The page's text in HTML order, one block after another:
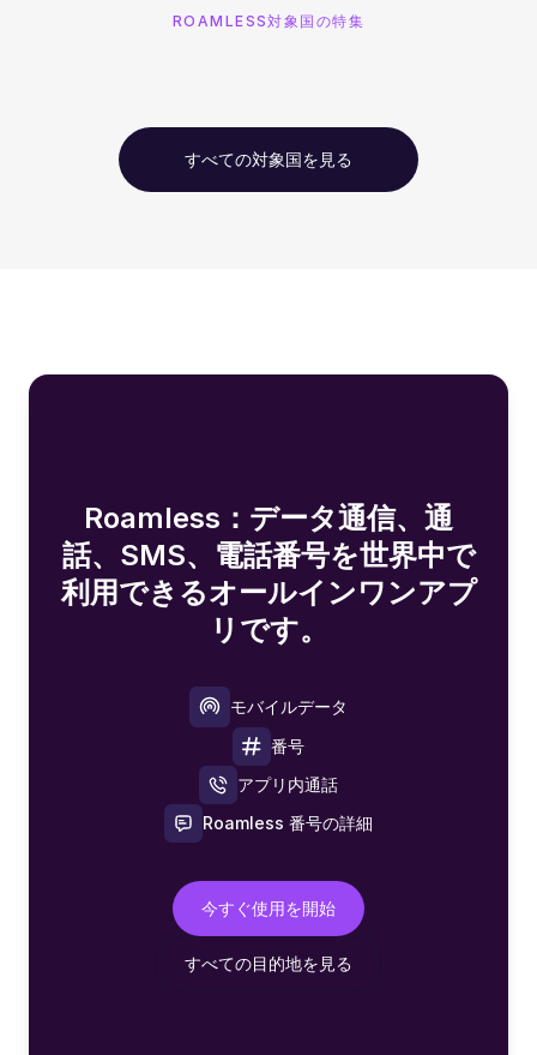
ROAMLESS対象国の特集
すべての対象国を見る
Roamless：データ通信、通
話、SMS、電話番号を世界中で
利用できるオールインワンアプ
リです。
モバイルデータ
番号
アプリ内通話
Roamless 番号の詳細
今すぐ使用を開始
すべての目的地を見る